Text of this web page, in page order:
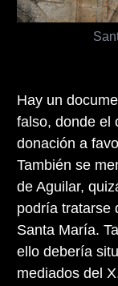
Hay un
falso, donde el
donación a
También se
de Aguilar,
podría tratarse
Santa María.
ello debería
mediados del